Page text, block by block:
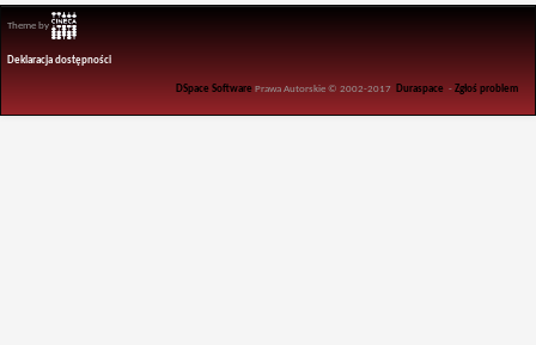
Theme by
Deklaracja dostępności
DSpace Software Prawa Autorskie © 2002-2017 Duraspace -Zgłoś problem